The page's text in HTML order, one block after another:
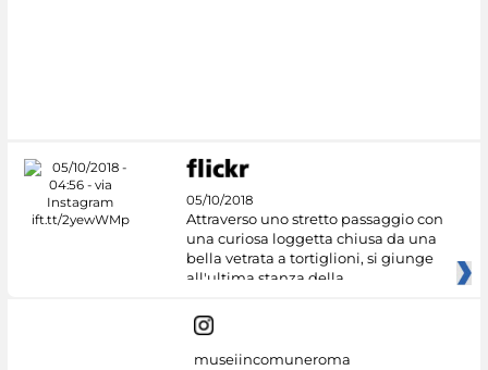
05/10/2018
Attraverso uno stretto passaggio con
una curiosa loggetta chiusa da una
bella vetrata a tortiglioni, si giunge
all'ultima stanza della
museiincomuneroma